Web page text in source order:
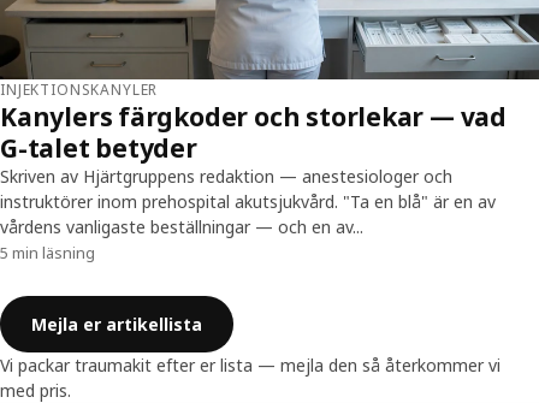
INJEKTIONSKANYLER
Kanylers färgkoder och storlekar — vad
G-talet betyder
Skriven av Hjärtgruppens redaktion — anestesiologer och
instruktörer inom prehospital akutsjukvård. "Ta en blå" är en av
vårdens vanligaste beställningar — och en av...
5 min läsning
Mejla er artikellista
Vi packar traumakit efter er lista — mejla den så återkommer vi
med pris.